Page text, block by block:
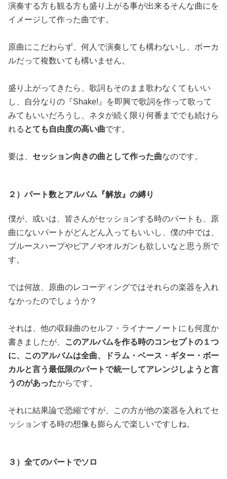
演奏する方も観る方も盛り上がる事が出来るそんな曲にを
イメージして作った曲です。
原曲にこだわらず、何人で演奏しても構わないし、ボーカ
ルだって複数いても構いません。
盛り上がってきたら、歌詞もそのまま歌わなくてもいい
し、自分なりの『Shake!』を即興で歌詞を作って歌って
みてもいいだろうし、ネタが続く限り何番まででも続けら
れる とても自由度の高い曲です。
要は、 セッション向きの曲として作った曲なのです。
２）パート数とアルバム『解放』の縛り
僕が、或いは、皆さんがセッションする時のパートも、原
曲にないパートがどんどん入ってもいいし、僕の中では、
ブルースハープやピアノやオルガンも欲しいなと思う所で
す。
では何故、原曲のレコーディングではそれらの楽器を入れ
なかったのでしょうか？
それは、他の収録曲のセルフ・ライナーノートにも何度か
書きましたが、
このアルバムを作る時のコンセプトの１つ
に、このアルバムは全曲、ドラム・ベース・ギター・ボー
カルと言う最低限のパートで統一してアレンジしようと言
うのがあったからです。
それに結果論で恐縮ですが、この方が他の楽器を入れてセ
ッションする時の想像も膨らんで楽しいですしね。
３）全てのパートでソロ